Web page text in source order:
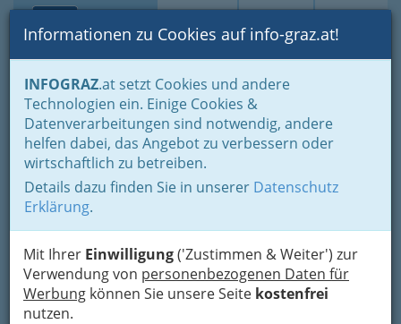
Suche Login Toggle
Informationen zu Cookies auf info-graz.at!
INFOGRAZ.at setzt Cookies und andere
Technologien ein. Einige Cookies &
Datenverarbeitungen sind notwendig, andere
helfen dabei, das Angebot zu verbessern oder
wirtschaftlich zu betreiben.
Details dazu finden Sie in unserer Datenschutz
Erklärung.
Mit Ihrer Einwilligung('Zustimmen & Weiter') zur
Verwendung von personenbezogenen Daten für
Werbung können Sie unsere Seite kostenfrei
nutzen.
Home Branchen
Einkaufen & Schenken - der Handel
Der Handel nach WKO-Gliederung
Schuhhandel - Händler und Händlerinnen - Gesundheit und
Schönheit Ihrer Füße
Schuhhandel - Händler und
Händlerinnen - Gesundheit
und Schönheit Ihrer Füße
Das Wort Schuh (aus althochdeutsch scuoh)
bezeichnet eine Fußbekleidung mit einer meist
festen Sohle, die primär dem